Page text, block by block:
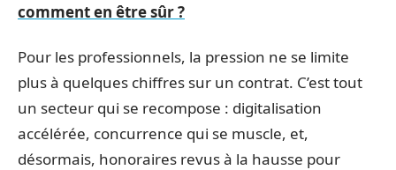
comment en être sûr ?
Pour les professionnels, la pression ne se limite
plus à quelques chiffres sur un contrat. C’est tout
un secteur qui se recompose : digitalisation
accélérée, concurrence qui se muscle, et,
désormais, honoraires revus à la hausse pour